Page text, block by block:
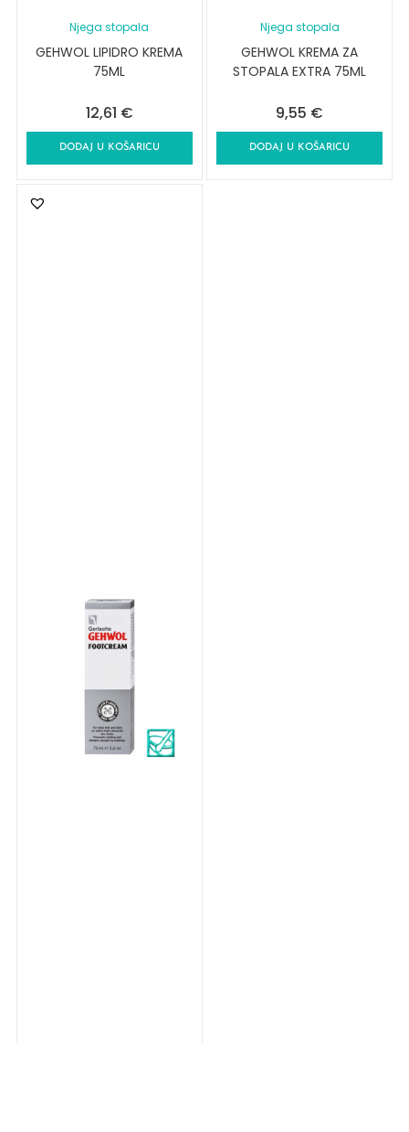
Njega stopala
GEHWOL LIPIDRO KREMA
75ML
12,61 €
DODAJ U KOŠARICU
Njega stopala
GEHWOL KREMA ZA
STOPALA EXTRA 75ML
9,55 €
DODAJ U KOŠARICU